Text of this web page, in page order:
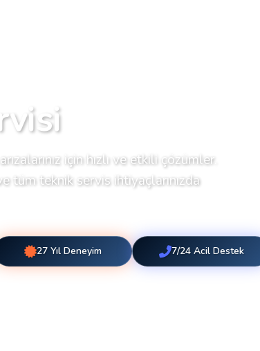
için hızlı ve etkili çözümler.
tüm teknik servis ihtiyaçlarınızda
27 Yıl Deneyim 7/24 Acil Destek